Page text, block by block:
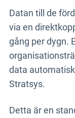
Datan till de
via en
gång per dygn.
data
Stratsys.
Detta är en